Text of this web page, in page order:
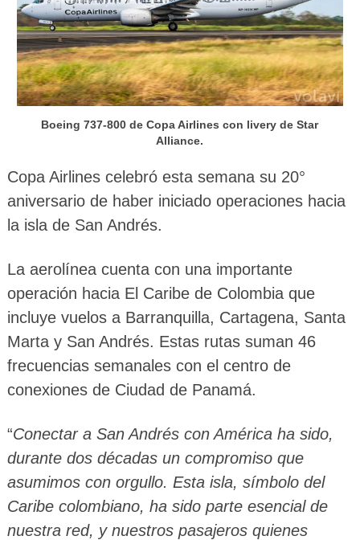
Boeing 737-800 de Copa Airlines con livery de Star
Alliance.
Copa Airlines celebró esta semana su 20°
aniversario de haber iniciado operaciones hacia
la isla de San Andrés.
La aerolínea cuenta con una importante
operación hacia El Caribe de Colombia que
incluye vuelos a Barranquilla, Cartagena, Santa
Marta y San Andrés. Estas rutas suman 46
frecuencias semanales con el centro de
conexiones de Ciudad de Panamá.
“Conectar a San Andrés con América ha sido,
durante dos décadas un compromiso que
asumimos con orgullo. Esta isla, símbolo del
Caribe colombiano, ha sido parte esencial de
nuestra red, y nuestros pasajeros quienes